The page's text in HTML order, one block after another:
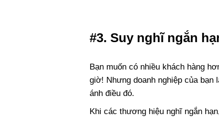
#3. Suy nghĩ ngắn
Bạn muốn có nhiều khách hàng
giờ! Nhưng doanh nghiệp của bạn
ánh điều đó.
Khi các thương hiệu nghĩ ngắn